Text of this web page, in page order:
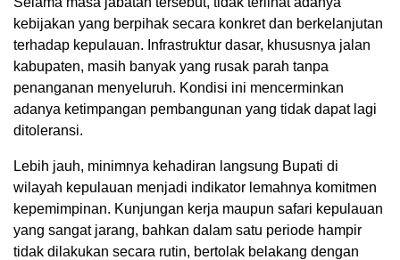
kebijakan yang berpihak secara konkret dan berkelanjutan
terhadap kepulauan. Infrastruktur dasar, khususnya jalan
kabupaten, masih banyak yang rusak parah tanpa
penanganan menyeluruh. Kondisi ini mencerminkan
adanya ketimpangan pembangunan yang tidak dapat lagi
ditoleransi.
Lebih jauh, minimnya kehadiran langsung Bupati di
wilayah kepulauan menjadi indikator lemahnya komitmen
kepemimpinan. Kunjungan kerja maupun safari kepulauan
yang sangat jarang, bahkan dalam satu periode hampir
tidak dilakukan secara rutin, bertolak belakang dengan